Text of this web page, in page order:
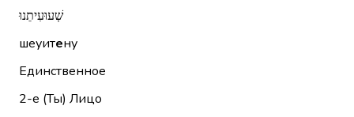
שְׁעוּעִיתֵנוּ
шеуитену
Единственное
2-е (Ты) Лицо